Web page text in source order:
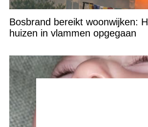
Bosbrand bereikt woonwijken:
huizen in vlammen opgegaan